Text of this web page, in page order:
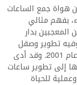
هواة جمع الساعات
بفهم مثالي
بدار
تطوير وصقل
جميع ساعات الدار منذ حصوله عليه في عام 2001. وقد أدى
إلى تطوير ساعات
للحياة